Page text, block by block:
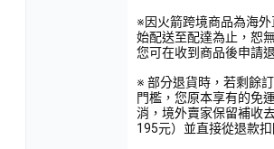
※因火箭跨境商品為海外
始配送至配達為止，恕
您可在收到商品後申請
※ 部分退貨時，若剩餘
門檻，您原本享有的免
消，境外賣家保留補收
195元）並直接從退款扣